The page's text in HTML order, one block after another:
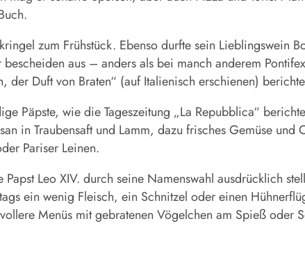
zum Frühstück. Ebenso durfte sein Lieblingswein
aus – anders als bei manch anderem
Duft von Braten“ (auf Italienisch erschienen)
Päpste, wie die Tageszeitung „La Repubblica“
in Traubensaft und Lamm, dazu frisches Gemüse
Pariser Leinen.
Leo XIV. durch seine Namenswahl ausdrücklich
ein wenig Fleisch, ein Schnitzel oder einen
Menüs mit gebratenen Vögelchen am Spieß oder